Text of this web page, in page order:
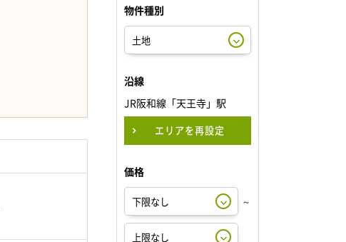
物件種別
沿線
JR阪和線「天王寺」駅
エリアを再設定
価格
～